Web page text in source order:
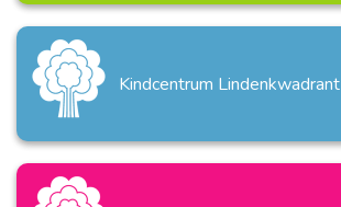
Kindcentrum Lindenkwadrant